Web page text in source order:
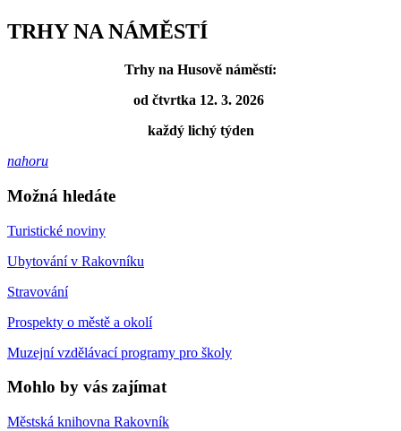
TRHY NA NÁMĚSTÍ
Trhy na Husově náměstí:
od čtvrtka 12. 3. 2026
každý lichý týden
nahoru
Možná hledáte
Turistické noviny
Ubytování v Rakovníku
Stravování
Prospekty o městě a okolí
Muzejní vzdělávací programy pro školy
Mohlo by vás zajímat
Městská knihovna Rakovník